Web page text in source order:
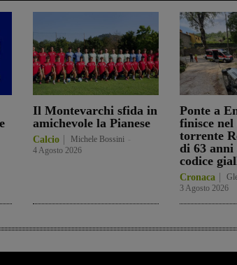
Il Montevarchi sfida in
amichevole la Pianese
Calcio Michele Bossini
4 Agosto 2026
Ponte a
finisce
torrente
di 63 anni
codice
Cronaca
3 Agosto 2026